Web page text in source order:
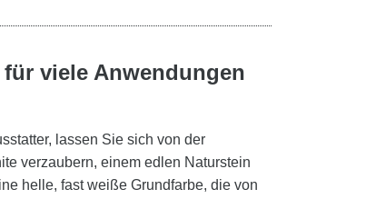
viele Anwendungen
lassen Sie sich von der
verzaubern, einem edlen Naturstein
helle, fast weiße Grundfarbe, die von